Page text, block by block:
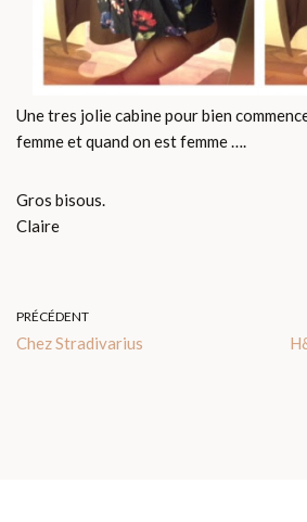
Une tres jolie cabine pour bien
femme et quand on est femme ….
Gros bisous.
Claire
PRÉCÉDENT
Chez Stradivarius